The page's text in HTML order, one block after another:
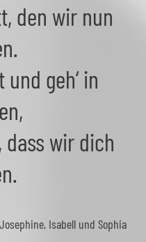
den wir nun
geh‘ in
dass wir dich
Isabell und Sophia